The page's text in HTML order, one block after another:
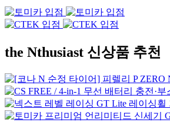
the Nthusiast 신상품 추천